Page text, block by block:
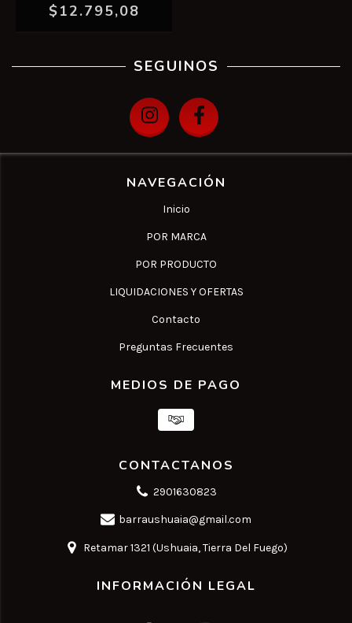
$12.795,08
SEGUINOS
NAVEGACIÓN
Inicio
POR MARCA
POR PRODUCTO
LIQUIDACIONES Y OFERTAS
Contacto
Preguntas Frecuentes
MEDIOS DE PAGO
CONTACTANOS
2901630823
barraushuaia@gmail.com
Retamar 1321 (Ushuaia, Tierra Del Fuego)
INFORMACIÓN LEGAL